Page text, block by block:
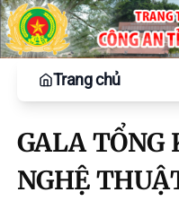
Trang chủ
GALA TỔNG
NGHỆ